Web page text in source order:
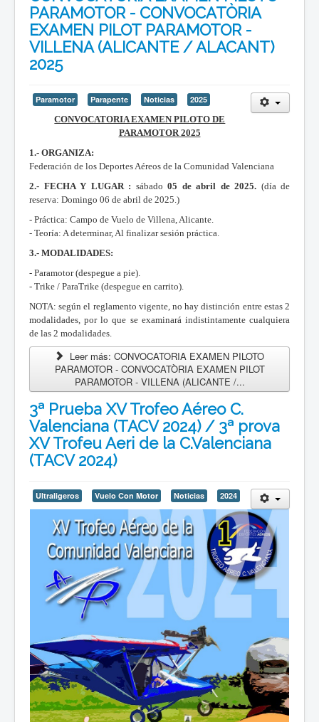
PARAMOTOR - CONVOCATÒRIA
EXAMEN PILOT PARAMOTOR -
VILLENA (ALICANTE / ALACANT)
2025
Paramotor Parapente Noticias
2025
CONVOCATORIA EXAMEN PILOTO DE
PARAMOTOR 2025
1.- ORGANIZA:
Federación de los Deportes Aéreos de la Comunidad Valenciana
2.- FECHA Y LUGAR : sábado 05 de abril de 2025. (día de
reserva: Domingo 06 de abril de 2025.)
- Práctica: Campo de Vuelo de Villena, Alicante.
- Teoría: A determinar, Al finalizar sesión práctica.
3.- MODALIDADES:
- Paramotor (despegue a pie).
- Trike / ParaTrike (despegue en carrito).
NOTA: según el reglamento vigente, no hay distinción entre estas 2
modalidades, por lo que se examinará indistintamente cualquiera
de las 2 modalidades.
Leer más: CONVOCATORIA EXAMEN PILOTO
PARAMOTOR - CONVOCATÒRIA EXAMEN PILOT
PARAMOTOR - VILLENA (ALICANTE /...
3ª Prueba XV Trofeo Aéreo C.
Valenciana (TACV 2024) / 3ª prova
XV Trofeu Aeri de la C.Valenciana
(TACV 2024)
Ultraligeros Vuelo Con Motor Noticias 2024